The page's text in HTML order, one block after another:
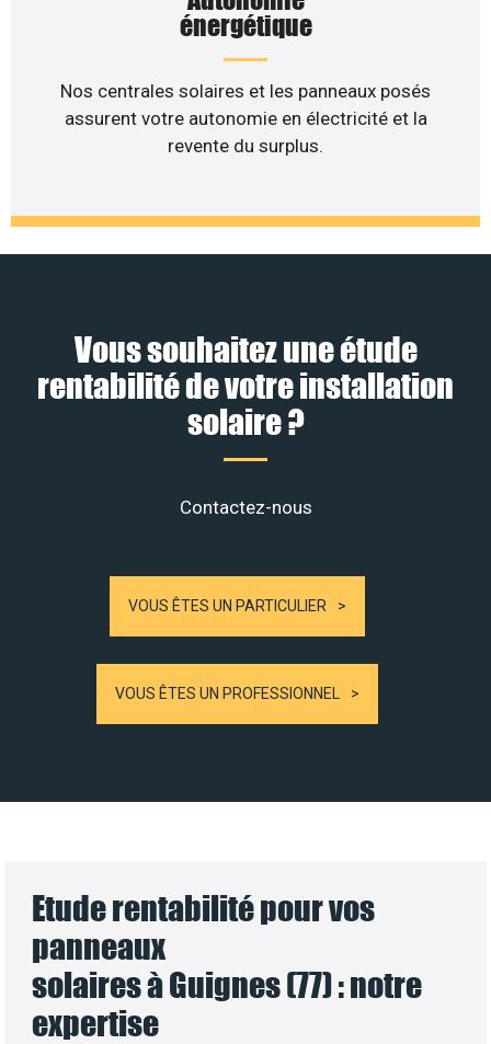
énergétique
Nos centrales solaires et les panneaux posés
assurent votre autonomie en électricité et la
revente du surplus.
Vous souhaitez une étude
rentabilité de votre installation
solaire ?
Contactez-nous
VOUS ÊTES UN PARTICULIER
VOUS ÊTES UN PROFESSIONNEL
Etude rentabilité pour vos
panneaux
solaires à Guignes (77) : notre
expertise